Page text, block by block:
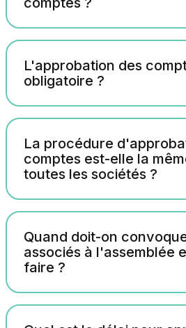
L'approbation des
obligatoire ?
La procédure
comptes est-elle la
toutes les sociétés ?
Quand doit-on
associés à l'assemblée
faire ?